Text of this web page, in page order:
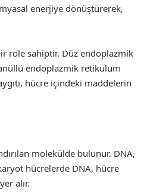
enerjiye dönüştürerek,
role sahiptir. Düz endoplazmik
endoplazmik retikulum
hücre içindeki maddelerin
molekülde bulunur. DNA,
hücrelerde DNA, hücre
alır.